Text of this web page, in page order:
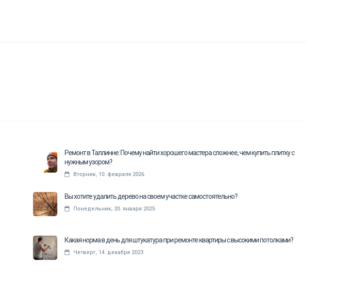
Ремонт в Таллинне: Почему найти хорошего мастера сложнее, чем купить плитку с
нужным узором?
Вторник, 10. февраля 2026
Вы хотите удалить дерево на своем участке самостоятельно?
Понедельник, 20. января 2025
Какая норма в день для штукатура при ремонте квартиры с высокими потолками?
Четверг, 14. декабря 2023